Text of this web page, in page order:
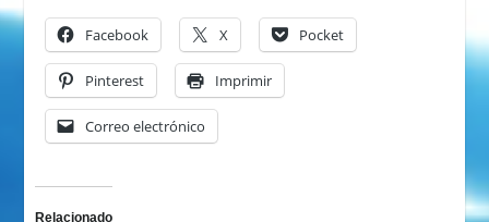
Facebook X Pocket
Pinterest Imprimir
Correo electrónico
Relacionado